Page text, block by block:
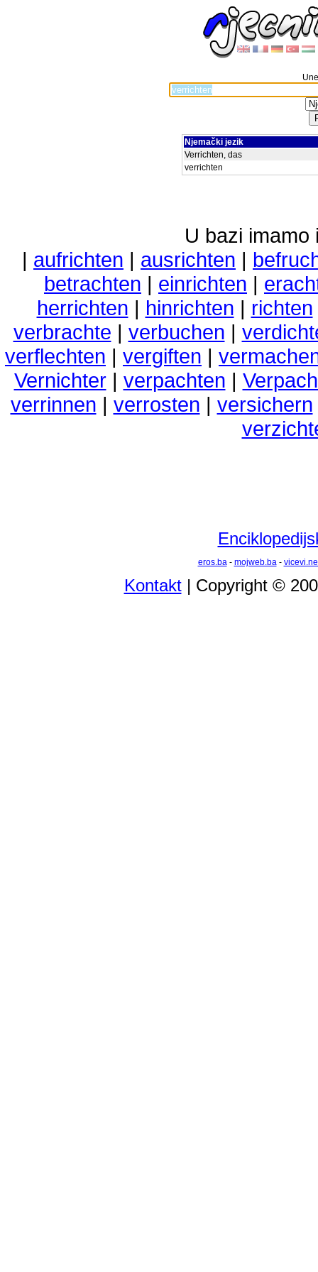
Njemački jezik
Verrichten, das
verrichten
U bazi imamo
| aufrichten | ausrichten |
betrachten | einrichten |
herrichten | hinrichten | richten
verbrachte | verbuchen |
verflechten | vergiften |
Vernichter| verpachten |
verrinnen | verrosten | versichern
eros.ba- mojweb.ba-
Kontakt| Copyright ©